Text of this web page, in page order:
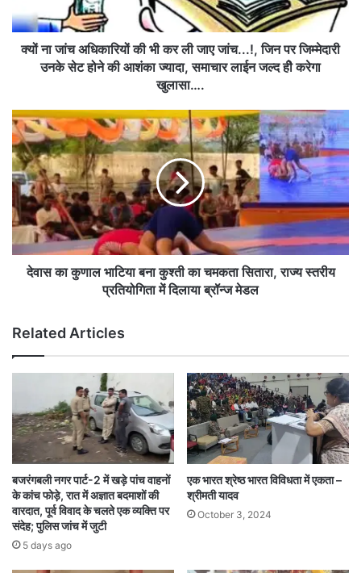
ली
जाए
जांच...!,
उनके
सेट
होने
की
आशंका
ज्यादा,
समाचार
लाईन
क्यों ना जांच अधिकारियों की भी कर ली जाए जांच...!, जिन पर जिम्मेदारी
उनके सेट होने की आशंका ज्यादा, समाचार लाईन जल्द हीे करेगा
खुलासा….
देवास
का
कुणाल
भाटिया
बना
कुश्ती
का
चमकता
सितारा,
राज्य
दिलाया
ब्रॉन्ज
मेडल
देवास का कुणाल भाटिया बना कुश्ती का चमकता सितारा, राज्य स्तरीय
प्रतियोगिता में दिलाया ब्रॉन्ज मेडल
Related Articles
बजरंगबली नगर पार्ट-2 में खड़े पांच वाहनों
के कांच फोड़े, रात में अज्ञात बदमाशों की
वारदात, पूर्व विवाद के चलते एक व्यक्ति पर
संदेह; पुलिस जांच में जुटी
5 days ago
एक भारत श्रेष्ठ भारत विविधता में एकता –
श्रीमती यादव
October 3, 2024